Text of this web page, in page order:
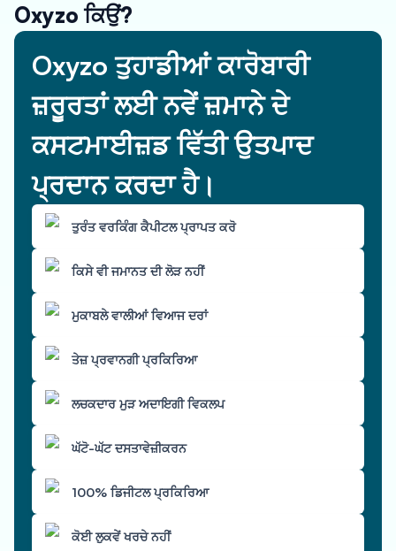
Oxyzo ਕਿਉਂ?
Oxyzo ਤੁਹਾਡੀਆਂ ਕਾਰੋਬਾਰੀ
ਜ਼ਰੂਰਤਾਂ ਲਈ ਨਵੇਂ ਜ਼ਮਾਨੇ ਦੇ
ਕਸਟਮਾਈਜ਼ਡ ਵਿੱਤੀ ਉਤਪਾਦ
ਪ੍ਰਦਾਨ ਕਰਦਾ ਹੈ।
ਤੁਰੰਤ ਵਰਕਿੰਗ ਕੈਪੀਟਲ ਪ੍ਰਾਪਤ ਕਰੋ
ਕਿਸੇ ਵੀ ਜਮਾਨਤ ਦੀ ਲੋੜ ਨਹੀਂ
ਮੁਕਾਬਲੇ ਵਾਲੀਆਂ ਵਿਆਜ ਦਰਾਂ
ਤੇਜ਼ ਪ੍ਰਵਾਨਗੀ ਪ੍ਰਕਿਰਿਆ
ਲਚਕਦਾਰ ਮੁੜ ਅਦਾਇਗੀ ਵਿਕਲਪ
ਘੱਟੋ-ਘੱਟ ਦਸਤਾਵੇਜ਼ੀਕਰਨ
100% ਡਿਜੀਟਲ ਪ੍ਰਕਿਰਿਆ
ਕੋਈ ਲੁਕਵੇਂ ਖਰਚੇ ਨਹੀਂ